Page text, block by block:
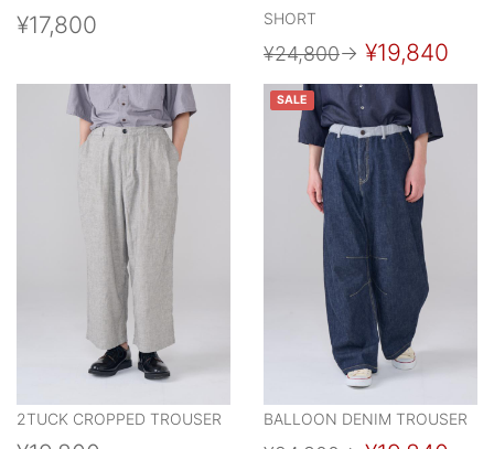
¥17,800 SHORT
¥24,800→ ¥19,840
2TUCK CROPPED TROUSER
SALE
BALLOON DENIM TROUSER